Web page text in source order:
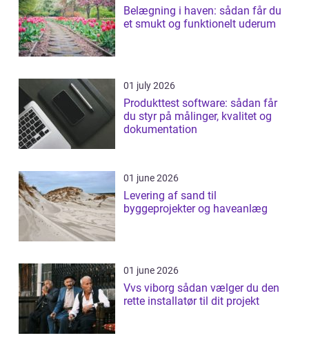
Belægning i haven: sådan får du
et smukt og funktionelt uderum
01 july 2026
Produkttest software: sådan får
du styr på målinger, kvalitet og
dokumentation
01 june 2026
Levering af sand til
byggeprojekter og haveanlæg
01 june 2026
Vvs viborg sådan vælger du den
rette installatør til dit projekt